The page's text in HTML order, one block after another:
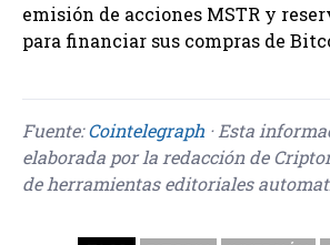
emisión de acciones MSTR y
para financiar sus compras de
Fuente:Cointelegraph · Esta
elaborada por la redacción de
de herramientas editoriales